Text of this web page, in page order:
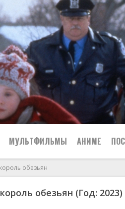
Боевики
МУЛЬТФИЛЬМЫ АНИМЕ
обезьян
обезьян (Год: 2023)